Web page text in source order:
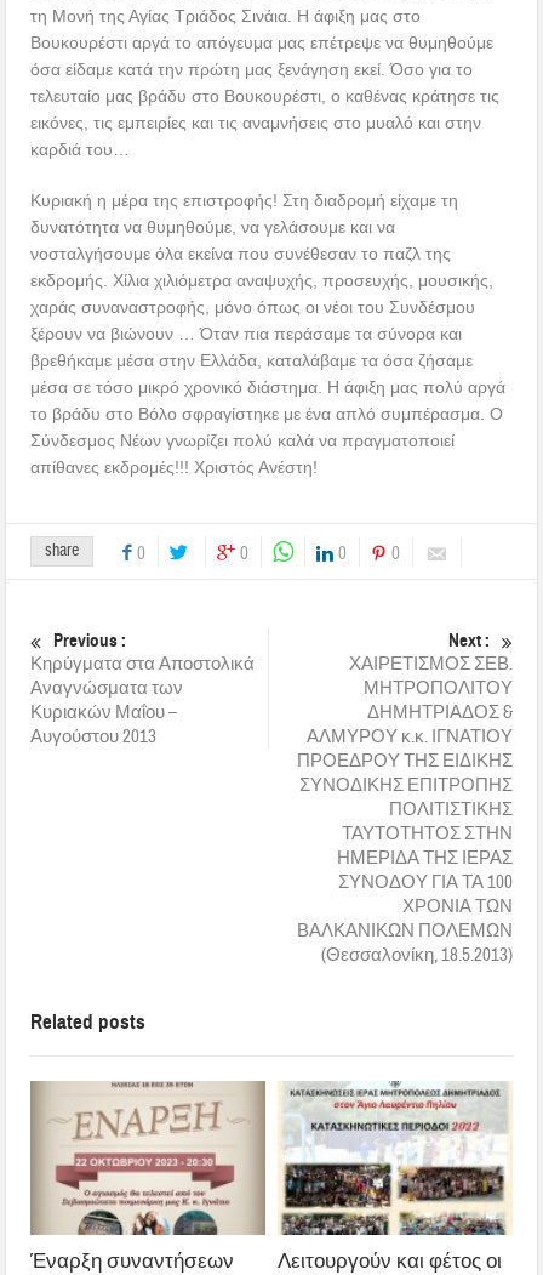
τη Μονή της Αγίας Τριάδος Σινάια. Η άφιξη μας στο
Βουκουρέστι αργά το απόγευμα μας επέτρεψε να θυμηθούμε
όσα είδαμε κατά την πρώτη μας ξενάγηση εκεί. Όσο για το
τελευταίο μας βράδυ στο Βουκουρέστι, ο καθένας κράτησε τις
εικόνες, τις εμπειρίες και τις αναμνήσεις στο μυαλό και στην
καρδιά του…
Κυριακή η μέρα της επιστροφής! Στη διαδρομή είχαμε τη
δυνατότητα να θυμηθούμε, να γελάσουμε και να
νοσταλγήσουμε όλα εκείνα που συνέθεσαν το παζλ της
εκδρομής. Χίλια χιλιόμετρα αναψυχής, προσευχής, μουσικής,
χαράς συναναστροφής, μόνο όπως οι νέοι του Συνδέσμου
ξέρουν να βιώνουν … Όταν πια περάσαμε τα σύνορα και
βρεθήκαμε μέσα στην Ελλάδα, καταλάβαμε τα όσα ζήσαμε
μέσα σε τόσο μικρό χρονικό διάστημα. Η άφιξη μας πολύ αργά
το βράδυ στο Βόλο σφραγίστηκε με ένα απλό συμπέρασμα. Ο
Σύνδεσμος Νέων γνωρίζει πολύ καλά να πραγματοποιεί
απίθανες εκδρομές!!! Χριστός Ανέστη!
share 0 0 0 0
Previous :
Κηρύγματα στα Αποστολικά
Αναγνώσματα των
Κυριακών Μαΐου –
Αυγούστου 2013
Next :
ΧΑΙΡΕΤΙΣΜΟΣ ΣΕΒ.
ΜΗΤΡΟΠΟΛΙΤΟΥ
ΔΗΜΗΤΡΙΑΔΟΣ &
ΑΛΜΥΡΟΥ κ.κ. ΙΓΝΑΤΙΟΥ
ΠΡΟΕΔΡΟΥ ΤΗΣ ΕΙΔΙΚΗΣ
ΣΥΝΟΔΙΚΗΣ ΕΠΙΤΡΟΠΗΣ
ΠΟΛΙΤΙΣΤΙΚΗΣ
ΤΑΥΤΟΤΗΤΟΣ ΣΤΗΝ
ΗΜΕΡΙΔΑ ΤΗΣ ΙΕΡΑΣ
ΣΥΝΟΔΟΥ ΓΙΑ ΤΑ 100
ΧΡΟΝΙΑ ΤΩΝ
ΒΑΛΚΑΝΙΚΩΝ ΠΟΛΕΜΩΝ
(Θεσσαλονίκη, 18.5.2013)
Related posts
Έναρξη συναντήσεων Λειτουργούν και φέτος οι